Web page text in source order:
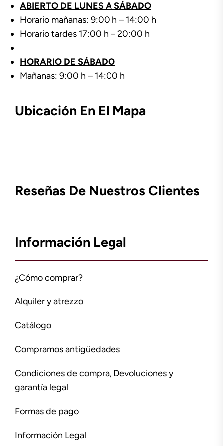
ABIERTO DE LUNES A SÁBADO
Horario mañanas: 9:00 h – 14:00 h
Horario tardes 17:00 h – 20:00 h
HORARIO DE SÁBADO
Mañanas: 9:00 h – 14:00 h
Ubicación En El Mapa
Reseñas De Nuestros Clientes
Información Legal
¿Cómo comprar?
Alquiler y atrezzo
Catálogo
Compramos antigüedades
Condiciones de compra, Devoluciones y
garantía legal
Formas de pago
Información Legal